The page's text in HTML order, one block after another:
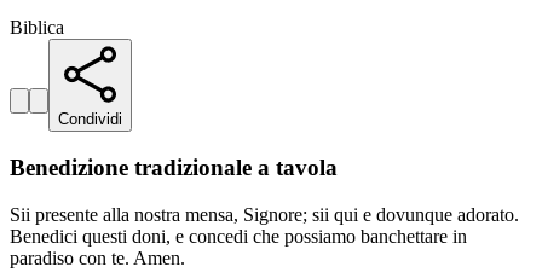
Biblica
Condividi
Benedizione tradizionale a tavola
Sii presente alla nostra mensa, Signore; sii qui e dovunque adorato.
Benedici questi doni, e concedi che possiamo banchettare in
paradiso con te. Amen.